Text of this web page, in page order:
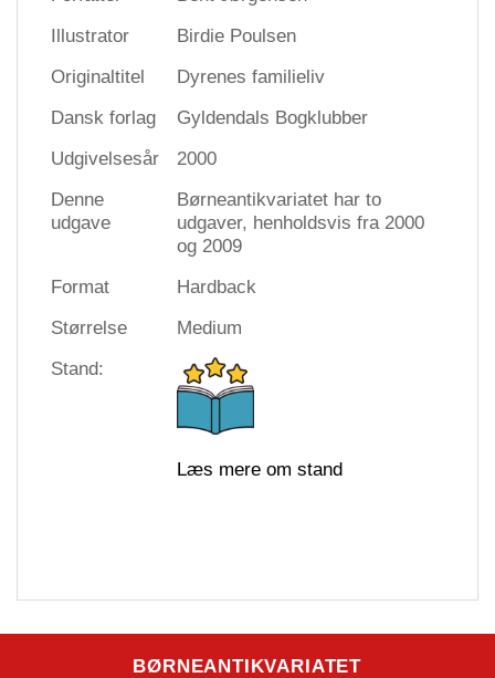
Illustrator
Birdie Poulsen
Originaltitel
Dyrenes familieliv
Dansk forlag
Gyldendals Bogklubber
Udgivelsesår
2000
Denne
udgave
Børneantikvariatet har to
udgaver, henholdsvis fra 2000
og 2009
Format
Hardback
Størrelse
Medium
Stand:
Læs mere om stand
BØRNEANTIKVARIATET